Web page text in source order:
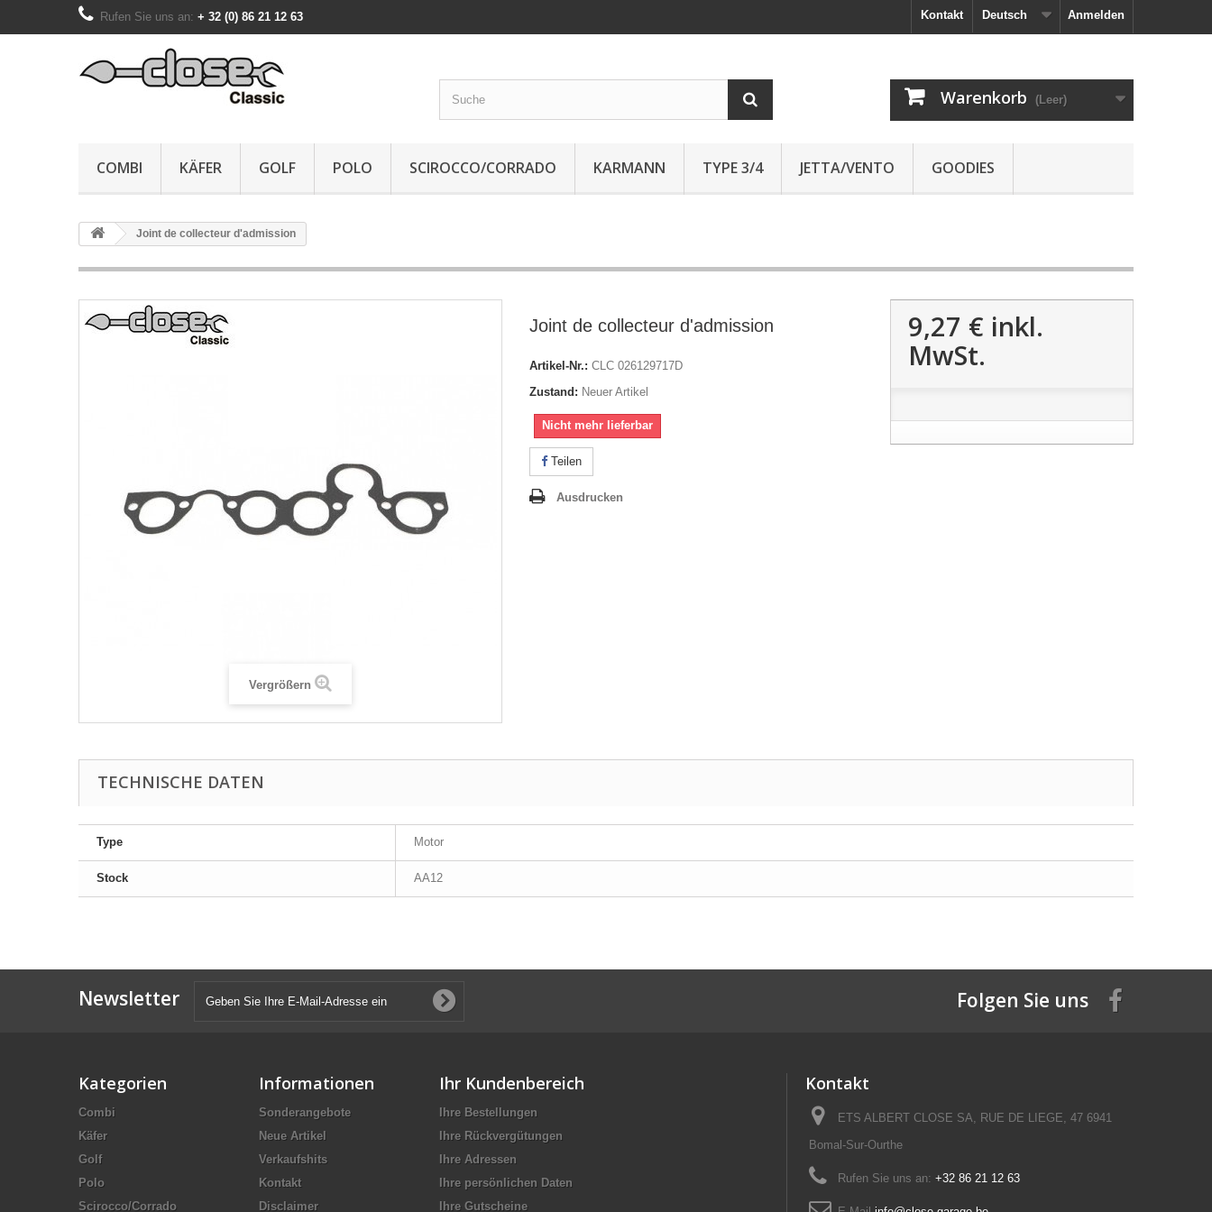
Anmelden
Deutsch
Kontakt
Rufen Sie uns an: + 32 (0) 86 21 12 63
Warenkorb (Leer)
COMBI KÄFER GOLF POLO SCIROCCO/CORRADO KARMANN TYPE 3/4 JETTA/VENTO GOODIES
Joint de collecteur d'admission
Vergrößern
Joint de collecteur d'admission
Artikel-Nr.: CLC 026129717D
Zustand: Neuer Artikel
Nicht mehr lieferbar
Teilen
Ausdrucken
9,27 € inkl.
MwSt.
TECHNISCHE DATEN
Type Motor
Stock AA12
Newsletter Folgen Sie uns
Kategorien
Combi
Käfer
Golf
Polo
Scirocco/Corrado
Informationen
Sonderangebote
Neue Artikel
Verkaufshits
Kontakt
Disclaimer
Ihr Kundenbereich
Ihre Bestellungen
Ihre Rückvergütungen
Ihre Adressen
Ihre persönlichen Daten
Ihre Gutscheine
Kontakt
ETS ALBERT CLOSE SA, RUE DE LIEGE, 47 6941
Bomal-Sur-Ourthe
Rufen Sie uns an: +32 86 21 12 63